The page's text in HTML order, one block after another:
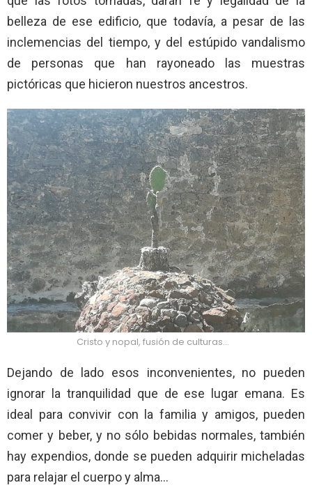
belleza de ese edificio, que todavía, a pesar de las
inclemencias del tiempo, y del estúpido vandalismo
de personas que han rayoneado las muestras
pictóricas que hicieron nuestros ancestros.
Cristo y nopal, fusión de culturas…
Dejando de lado esos inconvenientes, no pueden
ignorar la tranquilidad que de ese lugar emana. Es
ideal para convivir con la familia y amigos, pueden
comer y beber, y no sólo bebidas normales, también
hay expendios, donde se pueden adquirir micheladas
para relajar el cuerpo y alma…